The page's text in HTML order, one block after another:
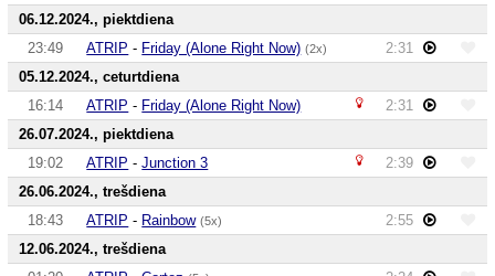
06.12.2024., piektdiena
23:49
ATRIP - Friday (Alone Right Now) (2x)
2:31
05.12.2024., ceturtdiena
16:14
ATRIP - Friday (Alone Right Now)
2:31
26.07.2024., piektdiena
19:02
ATRIP -Junction 3
2:39
26.06.2024., trešdiena
18:43
ATRIP - Rainbow (5x)
2:55
12.06.2024., trešdiena